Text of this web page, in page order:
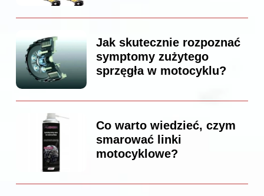
Jak skutecznie rozpoznać
symptomy zużytego
sprzęgła w motocyklu?
Co warto wiedzieć, czym
smarować linki
motocyklowe?